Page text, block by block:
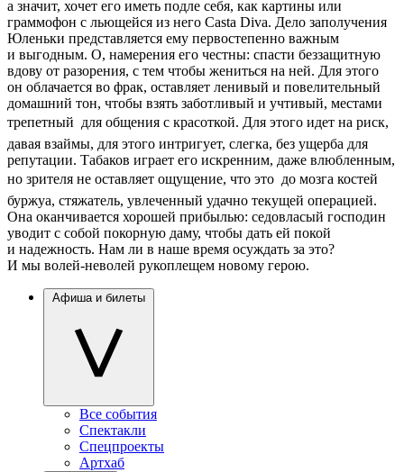
а значит, хочет его иметь подле себя, как картины или
граммофон с льющейся из него Casta Diva. Дело заполучения
Юленьки представляется ему первостепенно важным
и выгодным. О, намерения его честны: спасти беззащитную
вдову от разорения, с тем чтобы жениться на ней. Для этого
он облачается во фрак, оставляет ленивый и повелительный
домашний тон, чтобы взять заботливый и учтивый, местами
трепетный  для общения с красоткой. Для этого идет на риск,
давая взаймы, для этого интригует, слегка, без ущерба для
репутации. Табаков играет его искренним, даже влюбленным,
но зрителя не оставляет ощущение, что это  до мозга костей
буржуа, стяжатель, увлеченный удачно текущей операцией.
Она оканчивается хорошей прибылью: седовласый господин
уводит с собой покорную даму, чтобы дать ей покой
и надежность. Нам ли в наше время осуждать за это?
И мы волей-неволей рукоплещем новому герою.
Афиша и билеты
Все события
Спектакли
Спецпроекты
Артхаб